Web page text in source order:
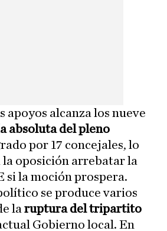
apoyos alcanza los nueve
absoluta del pleno
por 17 concejales, lo
oposición arrebatar la
si la moción prospera.
se produce varios
la ruptura del tripartito
Gobierno local. En